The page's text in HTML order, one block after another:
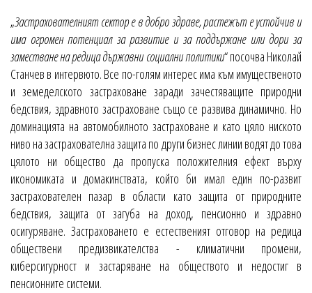
„Застрахователният сектор е в добро здраве, растежът е устойчив и
има огромен потенциал за развитие и за поддържане или дори за
заместване на редица държавни социални политики“ посочва Николай
Станчев в интервюто. Все по-голям интерес има към имущественото
и земеделското застраховане заради зачестяващите природни
бедствия, здравното застраховане също се развива динамично. Но
доминацията на автомобилното застраховане и като цяло ниското
ниво на застрахователна защита по други бизнес линии водят до това
цялото ни общество да пропуска положителния ефект върху
икономиката и домакинствата, който би имал един по-развит
застрахователен пазар в области като защита от природните
бедствия, защита от загуба на доход, пенсионно и здравно
осигуряване. Застраховането е естественият отговор на редица
обществени предизвикателства - климатични промени,
киберсигурност и застаряване на обществото и недостиг в
пенсионните системи.